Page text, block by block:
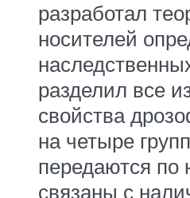
разработал
носителей
разделил все
свойства
на четыре
передаются по
связаны с